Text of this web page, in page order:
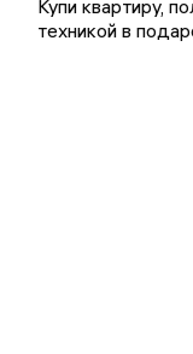
Купи квартиру,
техникой в